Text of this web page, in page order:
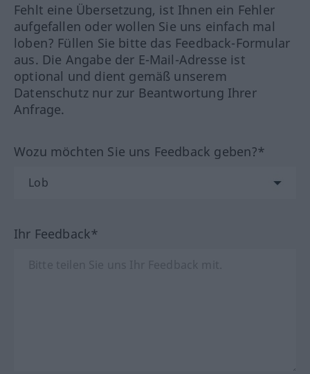
Fehlt eine Übersetzung, ist Ihnen ein Fehler
aufgefallen oder wollen Sie uns einfach mal
loben? Füllen Sie bitte das Feedback-Formular
aus. Die Angabe der E-Mail-Adresse ist
optional und dient gemäß unserem
Datenschutz nur zur Beantwortung Ihrer
Anfrage.
Wozu möchten Sie uns Feedback geben?*
Ihr Feedback*